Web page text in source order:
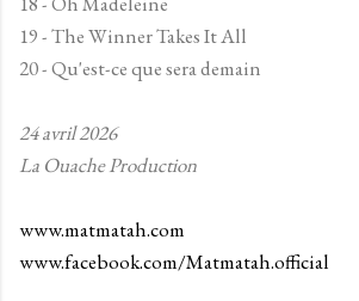
19 - The Winner Takes It All
20 - Qu'est-ce que sera demain
24 avril 2026
La Ouache Production
www.matmatah.com
www.facebook.com/Matmatah.official